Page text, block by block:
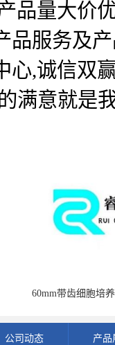
品量大价
品服务及
心,诚信双
满意就是
60mm带齿细胞培
公司动态 产品